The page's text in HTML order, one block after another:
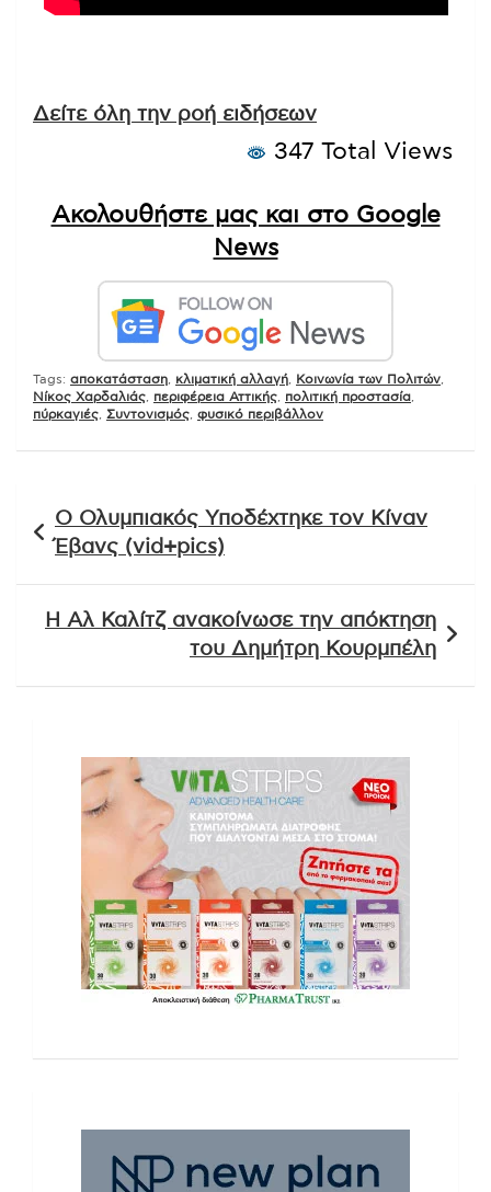
Δείτε όλη την ροή ειδήσεων
347 Total Views
Ακολουθήστε μας και στο Google
News
Tags: αποκατάσταση κλιματική αλλαγή Κοινωνία των Πολιτών
Νίκος Χαρδαλιάς
περιφέρεια Αττικής πολιτική προστασία
πύρκαγιές
Συντονισμός φυσικό περιβάλλον
άρθρων
Ο Ολυμπιακός Υποδέχτηκε τον Κίναν
Έβανς (vid+pics)
Η Αλ Καλίτζ ανακοίνωσε την απόκτηση
του Δημήτρη Κουρμπέλη